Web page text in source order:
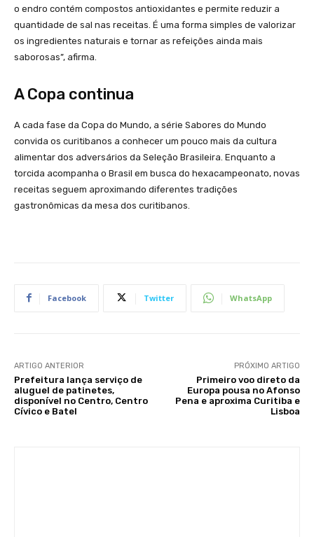
o endro contém compostos antioxidantes e permite reduzir a
quantidade de sal nas receitas. É uma forma simples de valorizar
os ingredientes naturais e tornar as refeições ainda mais
saborosas”, afirma.
A Copa continua
A cada fase da Copa do Mundo, a série Sabores do Mundo
convida os curitibanos a conhecer um pouco mais da cultura
alimentar dos adversários da Seleção Brasileira. Enquanto a
torcida acompanha o Brasil em busca do hexacampeonato, novas
receitas seguem aproximando diferentes tradições
gastronômicas da mesa dos curitibanos.
Facebook Twitter WhatsApp
ARTIGO ANTERIOR
Prefeitura lança serviço de
aluguel de patinetes,
disponível no Centro, Centro
Cívico e Batel
PRÓXIMO ARTIGO
Primeiro voo direto da
Europa pousa no Afonso
Pena e aproxima Curitiba e
Lisboa